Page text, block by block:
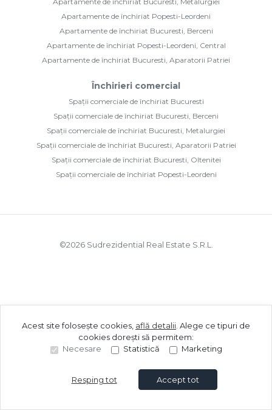
Apartamente de închiriat Popesti-Leordeni
Apartamente de închiriat Bucuresti, Berceni
Apartamente de închiriat Popesti-Leordeni, Central
Apartamente de închiriat Bucuresti, Aparatorii Patriei
Închirieri comercial
Spații comerciale de închiriat Bucuresti
Spații comerciale de închiriat Bucuresti, Berceni
Spații comerciale de închiriat Bucuresti, Metalurgiei
Spații comerciale de închiriat Bucuresti, Aparatorii Patriei
Spații comerciale de închiriat Bucuresti, Oltenitei
Spații comerciale de închiriat Popesti-Leordeni
©2026Sudrezidential Real Estate S.R.L.
Acest site folosește cookies, află detalii Alege ce tipuri de
cookies dorești să permitem:
Necesare
Statistică Marketing
Resping tot Accept tot